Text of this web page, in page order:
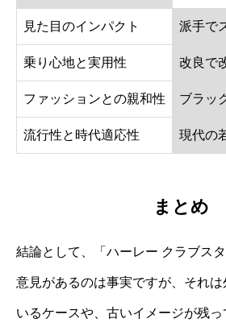
見た目のインパクト 派手で
乗り心地と実用性 改良で
ファッションとの親和性 ブラッ
流行性と時代適応性 現代の
まとめ
結論として、「ハーレー クラブス
意見があるのは事実ですが、それ
いるケースや、古いイメージが残